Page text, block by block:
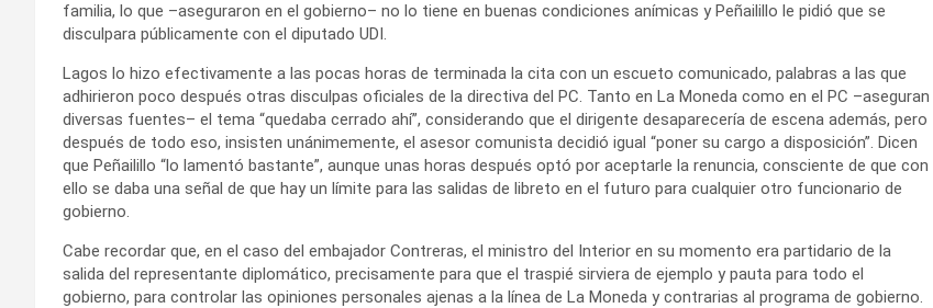
familia, lo que –aseguraron en el gobierno– no lo tiene en buenas condiciones anímicas y Peñailillo le pidió que se
disculpara públicamente con el diputado UDI.
Lagos lo hizo efectivamente a las pocas horas de terminada la cita con un escueto comunicado, palabras a las que
adhirieron poco después otras disculpas oficiales de la directiva del PC. Tanto en La Moneda como en el PC –aseguran
diversas fuentes– el tema “quedaba cerrado ahí”, considerando que el dirigente desaparecería de escena además, pero
después de todo eso, insisten unánimemente, el asesor comunista decidió igual “poner su cargo a disposición”. Dicen
que Peñailillo “lo lamentó bastante”, aunque unas horas después optó por aceptarle la renuncia, consciente de que con
ello se daba una señal de que hay un límite para las salidas de libreto en el futuro para cualquier otro funcionario de
gobierno.
Cabe recordar que, en el caso del embajador Contreras, el ministro del Interior en su momento era partidario de la
salida del representante diplomático, precisamente para que el traspié sirviera de ejemplo y pauta para todo el
gobierno, para controlar las opiniones personales ajenas a la línea de La Moneda y contrarias al programa de gobierno.